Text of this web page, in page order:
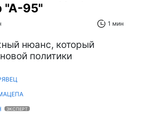
"А-95"
1 мин
нюанс, который
политики
ЭКСПЕРТ